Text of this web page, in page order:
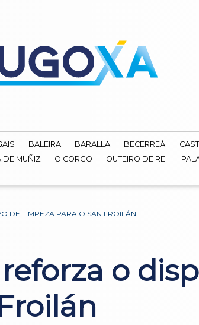
BALEIRA BARALLA BECERREÁ
DE MUÑIZ O CORGO OUTEIRO DE REI
DE LIMPEZA PARA O SAN FROILÁN
o